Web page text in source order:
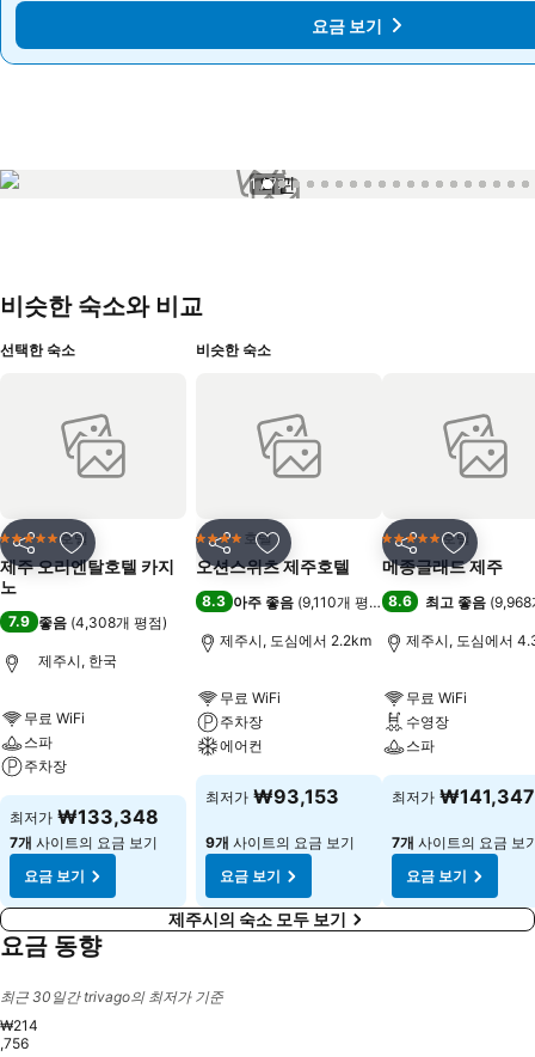
요금 보기
1 / 77
비슷한 숙소와 비교
선택한 숙소
공유 즐겨찾기에 추가
5 성급 호텔
제주 오리엔탈호텔 카지
노
7.9 좋음 (4,308개 평점)
제주시, 한국
무료 WiFi
스파
주차장
최저가 ₩133,348
7개 사이트의 요금 보기
요금 보기
비슷한 숙소
공유 즐겨찾기에 추가
4 성급 호텔
오션스위츠 제주호텔
8.3 아주 좋음 (9,110개 평점)
제주시, 도심에서 2.2km
무료 WiFi
주차장
에어컨
최저가 ₩93,153
9개 사이트의 요금 보기
요금 보기
공유 즐겨찾기
5 성급 호텔
메종글래드 제주
8.6 최고 좋음 (9,968
제주시, 도심에서
무료 WiFi
수영장
스파
최저가 ₩141,347
7개 사이트의 요금 보
요금 보기
제주시의 숙소 모두 보기
요금 동향
최근 30일간 trivago의 최저가 기준
₩214
,756